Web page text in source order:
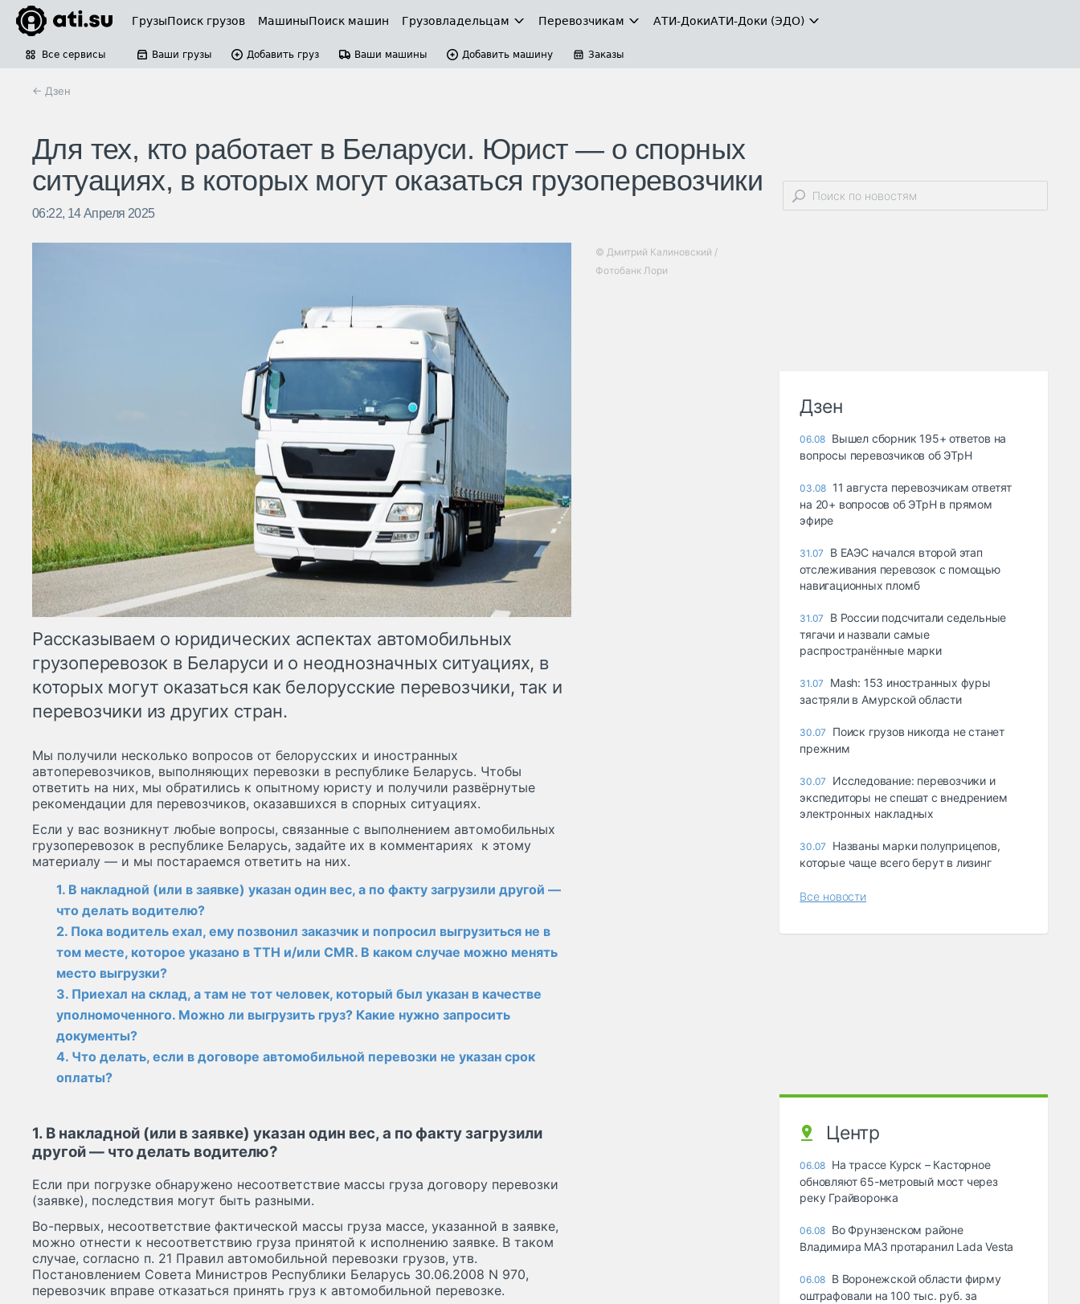
ГрузыПоиск грузов МашиныПоиск машин Грузовладельцам Перевозчикам АТИ-ДокиАТИ-Доки (ЭДО)
Все сервисы Ваши грузы Добавить груз Ваши машины Добавить машину Заказы
← Дзен
Для тех, кто работает в Беларуси. Юрист — о спорных
ситуациях, в которых могут оказаться грузоперевозчики
06:22, 14 Апреля 2025
© Дмитрий Калиновский /
Фотобанк Лори
Рассказываем о юридических аспектах автомобильных
грузоперевозок в Беларуси и о неоднозначных ситуациях, в
которых могут оказаться как белорусские перевозчики, так и
перевозчики из других стран.
Мы получили несколько вопросов от белорусских и иностранных
автоперевозчиков, выполняющих перевозки в республике Беларусь. Чтобы
ответить на них, мы обратились к опытному юристу и получили развёрнутые
рекомендации для перевозчиков, оказавшихся в спорных ситуациях.
Если у вас возникнут любые вопросы, связанные с выполнением автомобильных
грузоперевозок в республике Беларусь, задайте их в комментариях к этому
материалу — и мы постараемся ответить на них.
1. В накладной (или в заявке) указан один вес, а по факту загрузили другой —
что делать водителю?
2. Пока водитель ехал, ему позвонил заказчик и попросил выгрузиться не в
том месте, которое указано в ТТН и/или CMR. В каком случае можно менять
место выгрузки?
3. Приехал на склад, а там не тот человек, который был указан в качестве
уполномоченного. Можно ли выгрузить груз? Какие нужно запросить
документы?
4. Что делать, если в договоре автомобильной перевозки не указан срок
оплаты?
1. В накладной (или в заявке) указан один вес, а по факту загрузили
другой — что делать водителю?
Если при погрузке обнаружено несоответствие массы груза договору перевозки
(заявке), последствия могут быть разными.
Во-первых, несоответствие фактической массы груза массе, указанной в заявке,
можно отнести к несоответствию груза принятой к исполнению заявке. В таком
случае, согласно п. 21 Правил автомобильной перевозки грузов, утв.
Постановлением Совета Министров Республики Беларусь 30.06.2008 N 970,
перевозчик вправе отказаться принять груз к автомобильной перевозке.
Дзен
06.08 Вышел сборник 195+ ответов на
вопросы перевозчиков об ЭТрН
03.08 11 августа перевозчикам ответят
на 20+ вопросов об ЭТрН в прямом
эфире
31.07
В ЕАЭС начался второй этап
отслеживания перевозок с помощью
навигационных пломб
31.07
В России подсчитали седельные
тягачи и назвали самые
распространённые марки
31.07
Mash: 153 иностранных фуры
застряли в Амурской области
30.07
Поиск грузов никогда не станет
прежним
30.07
Исследование: перевозчики и
экспедиторы не спешат с внедрением
электронных накладных
30.07
Названы марки полуприцепов,
которые чаще всего берут в лизинг
Все новости
Центр
06.08 На трассе Курск – Касторное
обновляют 65-метровый мост через
реку Грайворонка
06.08 Во Фрунзенском районе
Владимира МАЗ протаранил Lada Vesta
06.08 В Воронежской области фирму
оштрафовали на 100 тыс. руб. за